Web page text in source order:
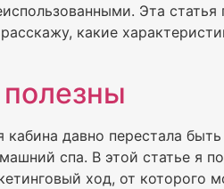
Эта
какие
давно перестала
спа. В этой статье я
ход, от которого